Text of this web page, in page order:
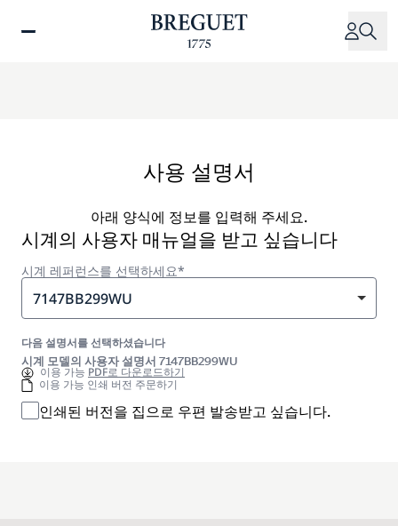
사용 설명서
아래 양식에 정보를 입력해 주세요.
시계의 사용자 매뉴얼을 받고 싶습니다
시계 레퍼런스를 선택하세요*
7147BB299WU
다음 설명서를 선택하셨습니다
시계 모델의 사용자 설명서 7147BB299WU
이용 가능 PDF로 다운로드하기
이용 가능 인쇄 버전 주문하기
인쇄된 버전을 집으로 우편 발송받고 싶습니다.